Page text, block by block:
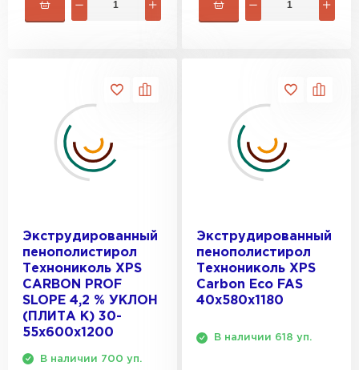
Экструдированный
пенополистирол
Технониколь XPS
CARBON PROF
SLOPE 4,2 % УКЛОН
(ПЛИТА K) 30-
55х600х1200
В наличии 700 уп.
Экструдированный
пенополистирол
Технониколь XPS
Carbon Eco FAS
40х580х1180
В наличии 618 уп.